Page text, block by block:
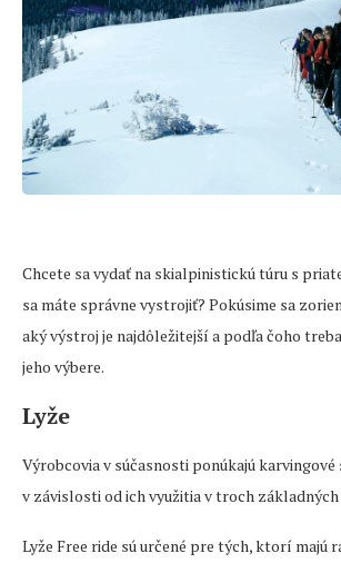
Chcete sa vydať na skialpinistickú túru s
sa máte správne vystrojiť? Pokúsime sa
aký výstroj je najdôležitejší a podľa čoho
jeho výbere.
Lyže
Výrobcovia v súčasnosti ponúkajú
v závislosti od ich využitia v troch
Lyže Free ride sú určené pre tých, ktorí majú